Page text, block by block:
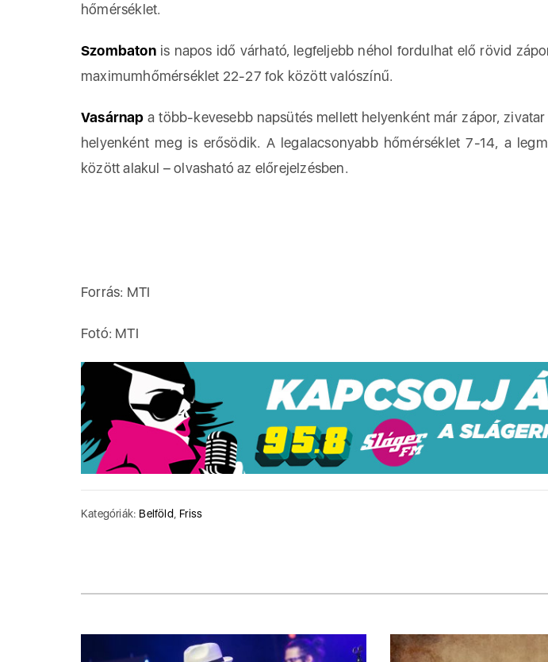
hőmérséklet.
Szombatonis napos idő várható, legfeljebb néhol fordulhat elő rövid
maximumhőmérséklet 22-27 fok között valószínű.
Vasárnap a több-kevesebb napsütés mellett helyenként már zápor,
helyenként meg is erősödik. A legalacsonyabb hőmérséklet 7-14, a
között alakul – olvasható az előrejelzésben.
Forrás: MTI
Fotó: MTI
Kategóriák: Belföld, Friss